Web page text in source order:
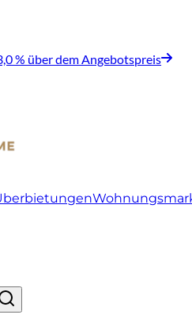
% über dem Angebotspreis